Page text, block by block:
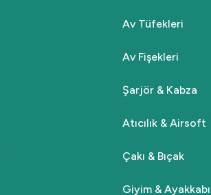
Av Tüfekleri
Av Fişekleri
Şarjör & Kabza
Atıcılık & Airsoft
Çakı & Bıçak
Giyim & Ayakkabı